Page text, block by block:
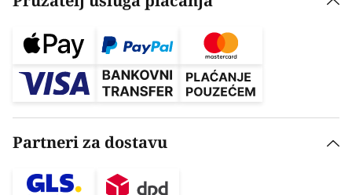
Partneri za dostavu